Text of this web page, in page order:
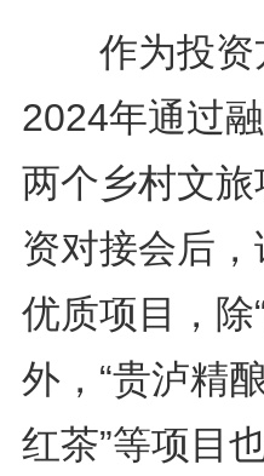
作为投资
2024年通过
两个乡村文
资对接会后
优质项目，除
外，“贵泸精
红茶”等项目